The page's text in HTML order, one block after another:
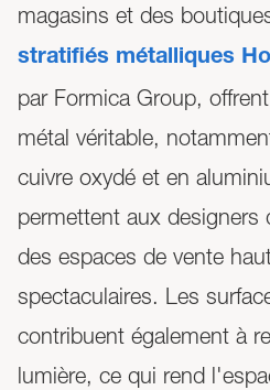
magasins et des
stratifiés métalliques
par Formica Group,
métal véritable,
cuivre oxydé et en
permettent aux designers
des espaces de vente
spectaculaires. Les
contribuent également à
lumière, ce qui rend